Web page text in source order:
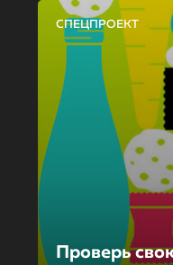
СПЕЦПРОЕКТ
Проверь